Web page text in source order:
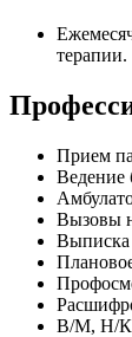
терапии.
Прием
Ведение
Вызовы
Выписка
В/М, Н/К